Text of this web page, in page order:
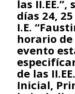
las
días 24,
I.E.
horario de
evento
de las
Inicial,